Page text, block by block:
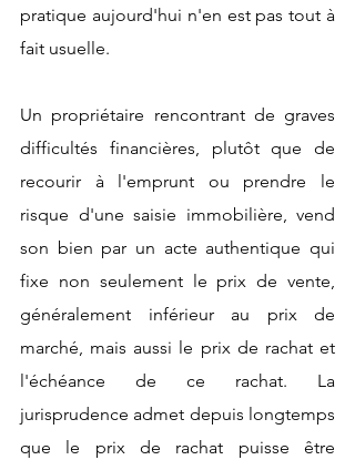
pratique aujourd'hui n'en est pas tout à
fait usuelle.
Un propriétaire rencontrant de graves
difficultés financières, plutôt que de
recourir à l'emprunt ou prendre le
risque d'une saisie immobilière, vend
son bien par un acte authentique qui
fixe non seulement le prix de vente,
généralement inférieur au prix de
marché, mais aussi le prix de rachat et
l'échéance de ce rachat. La
jurisprudence admet depuis longtemps
que le prix de rachat puisse être